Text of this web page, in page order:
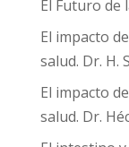
El Futuro de
El impacto
salud. Dr. H.
El impacto
salud. Dr.